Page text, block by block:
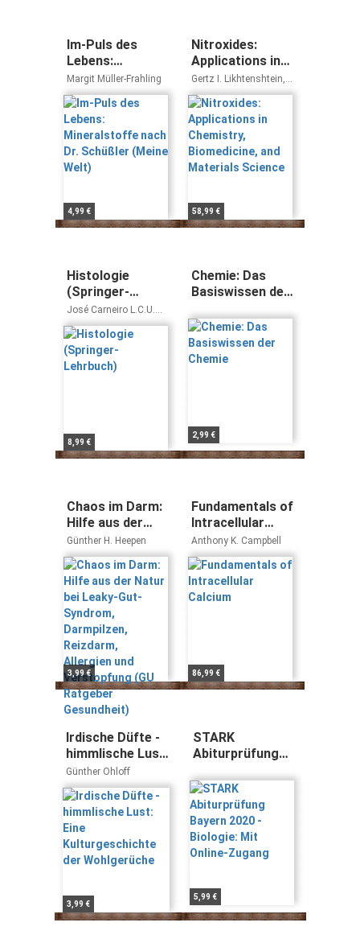
Im-Puls des
Lebens:
Mineralstoffe
nach Dr.
Schüßler (Meine
Welt)
Margit Müller-Frahling
4,99 €
Nitroxides:
Applications in
Chemistry,
Biomedicine, and
Materials
Science
Gertz I. Likhtenshtein,
Jun Yamauchi,
Shin'ichi Nakatsuji,
Alex I. Smirnov, Rui
Tamura
58,99 €
Histologie
(Springer-
Lehrbuch)
José Carneiro L.C.U.
Junqueira
8,99 €
Chemie: Das
Basiswissen der
2,99 €
Chaos im Darm:
Hilfe aus der
Natur bei Leaky-
Gut-Syndrom,
Darmpilzen,
Reizdarm,
Allergien und
Verstopfung
(GU Ratgeber
Gesundheit)
Günther H. Heepen
3,99 €
Fundamentals of
Intracellular
Calcium
Anthony K. Campbell
86,99 €
Irdische Düfte -
himmlische Lust:
Eine
Kulturgeschichte
der Wohlgerüche
Günther Ohloff
3,99 €
STARK
Abiturprüfung
Biologie: Mit
Online-Zugang
5,99 €